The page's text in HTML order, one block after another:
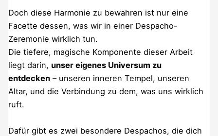
Doch diese Harmonie zu bewahren ist nur eine
Facette dessen, was wir in einer Despacho-
Zeremonie wirklich tun.
Die tiefere, magische Komponente dieser Arbeit
liegt darin, unser eigenes Universum zu
entdecken– unseren inneren Tempel, unseren
Altar, und die Verbindung zu dem, was uns wirklich
ruft.
Dafür gibt es zwei besondere Despachos, die dich